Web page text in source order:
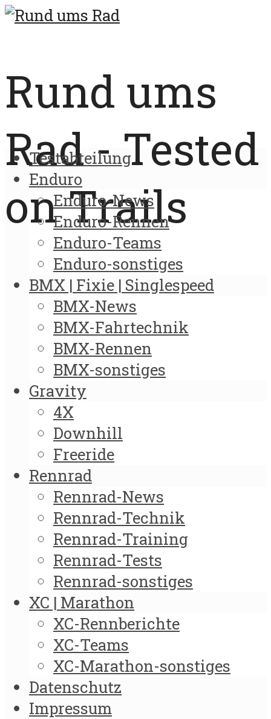
Rund ums
Rad - Tested
on Trails
Testabteilung
Enduro
Enduro-News
Enduro-Rennen
Enduro-Teams
Enduro-sonstiges
BMX | Fixie | Singlespeed
BMX-News
BMX-Fahrtechnik
BMX-Rennen
BMX-sonstiges
Gravity
4X
Downhill
Freeride
Rennrad
Rennrad-News
Rennrad-Technik
Rennrad-Training
Rennrad-Tests
Rennrad-sonstiges
XC | Marathon
XC-Rennberichte
XC-Teams
XC-Marathon-sonstiges
Datenschutz
Impressum